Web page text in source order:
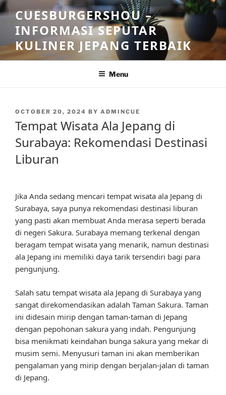
Skip
to
content
CUESBURGERSHOU –
INFORMASI SEPUTAR
KULINER JEPANG TERBAIK
Menu
POSTED
OCTOBER 20, 2024 BY ADMINCUE
Tempat Wisata Ala Jepang di
Surabaya: Rekomendasi Destinasi
Liburan
Jika Anda sedang mencari tempat wisata ala Jepang di
Surabaya, saya punya rekomendasi destinasi liburan
yang pasti akan membuat Anda merasa seperti berada
di negeri Sakura. Surabaya memang terkenal dengan
beragam tempat wisata yang menarik, namun destinasi
ala Jepang ini memiliki daya tarik tersendiri bagi para
pengunjung.
Salah satu tempat wisata ala Jepang di Surabaya yang
sangat direkomendasikan adalah Taman Sakura. Taman
ini didesain mirip dengan taman-taman di Jepang
dengan pepohonan sakura yang indah. Pengunjung
bisa menikmati keindahan bunga sakura yang mekar di
musim semi. Menyusuri taman ini akan memberikan
pengalaman yang mirip dengan berjalan-jalan di taman
di Jepang.